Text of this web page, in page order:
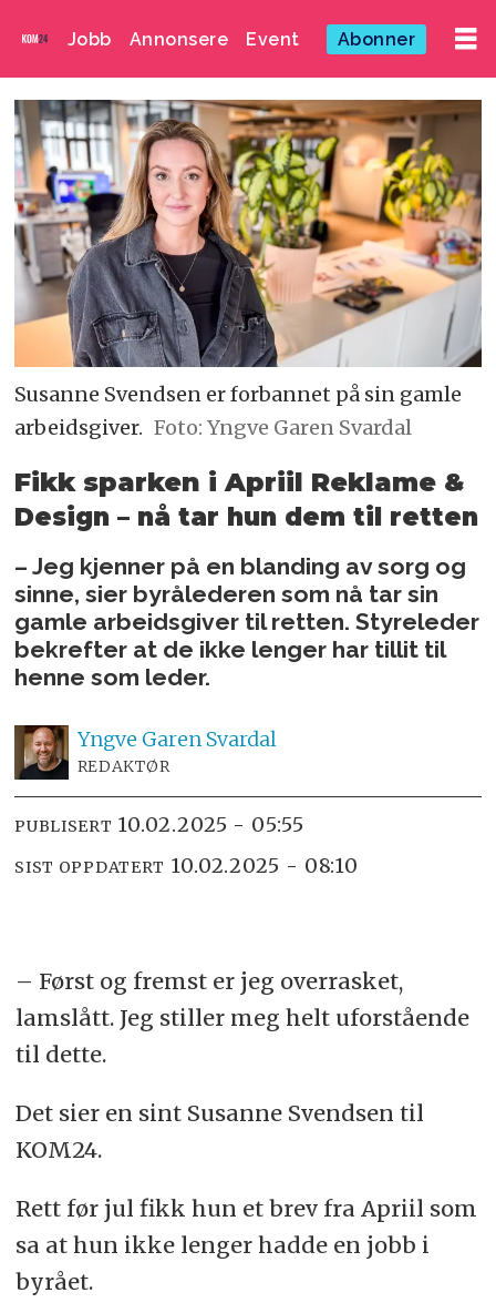
Jobb Annonsere Event Abonner
Susanne Svendsen er forbannet på sin gamle
arbeidsgiver. Foto: Yngve Garen Svardal
Fikk sparken i Apriil Reklame &
Design – nå tar hun dem til retten
– Jeg kjenner på en blanding av sorg og
sinne, sier byrålederen som nå tar sin
gamle arbeidsgiver til retten. Styreleder
bekrefter at de ikke lenger har tillit til
henne som leder.
Yngve Garen Svardal
REDAKTØR
PUBLISERT 10.02.2025 - 05:55
SIST OPPDATERT 10.02.2025 - 08:10
– Først og fremst er jeg overrasket,
lamslått. Jeg stiller meg helt uforstående
til dette.
Det sier en sint Susanne Svendsen til
KOM24.
Rett før jul fikk hun et brev fra Apriil som
sa at hun ikke lenger hadde en jobb i
byrået.